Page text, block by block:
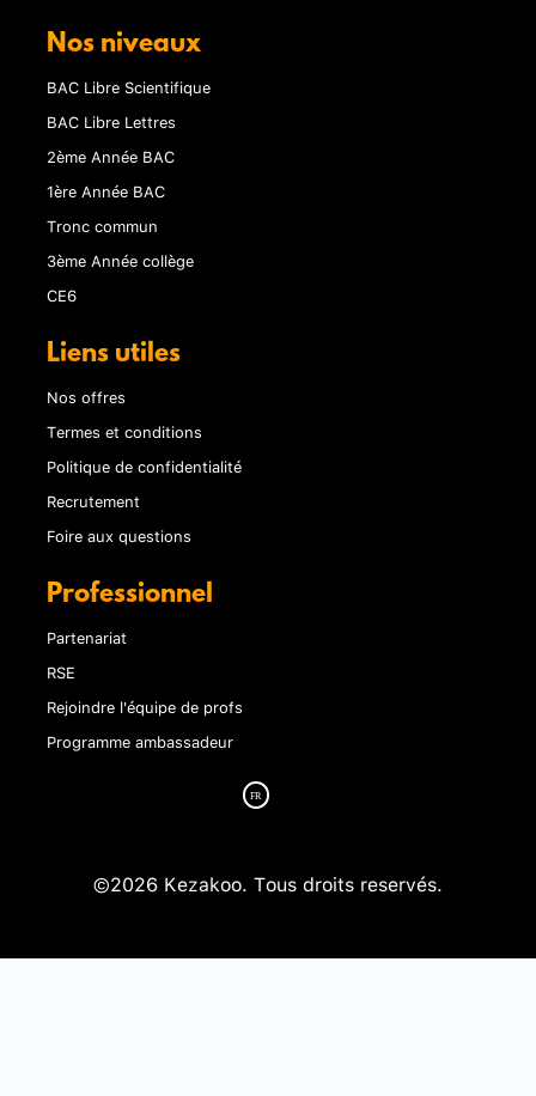
Nos niveaux
BAC Libre Scientifique
BAC Libre Lettres
2ème Année BAC
1ère Année BAC
Tronc commun
3ème Année collège
CE6
Liens utiles
Nos offres
Termes et conditions
Politique de confidentialité
Recrutement
Foire aux questions
Professionnel
Partenariat
RSE
Rejoindre l'équipe de profs
Programme ambassadeur
©2026 Kezakoo. Tous droits reservés.